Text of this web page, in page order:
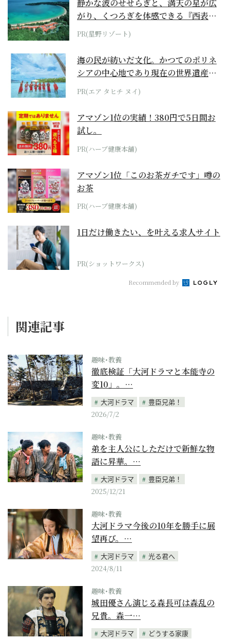
静かな波のせせらぎと、満天の星が広
がり、くつろぎを体感できる『西表島
ホテル by...
PR(星野リゾート)
海の民が紡いだ文化。かつてのポリネ
シアの中心地であり現在の世界遺産か
らみえてくる...
PR(エア タヒチ ヌイ)
アマゾン1位の実績！380円で5日間お
試し。
PR(ハーブ健康本舗)
アマゾン1位「このお茶ガチです」噂の
お茶
PR(ハーブ健康本舗)
1日だけ働きたい、を叶える求人サイト
PR(ショットワークス)
Recommended by
関連記事
趣味･教養
徹底検証「大河ドラマと本能寺の
変10」。…
大河ドラマ
豊臣兄弟！
2026/7/2
趣味･教養
弟を主人公にしただけで新鮮な物
語に昇華。…
大河ドラマ
豊臣兄弟！
2025/12/21
趣味･教養
大河ドラマ今後の10年を勝手に展
望再び。…
大河ドラマ
光る君へ
2024/8/11
趣味･教養
城田優さん演じる森長可は森乱の
兄貴。森一…
大河ドラマ
どうする家康